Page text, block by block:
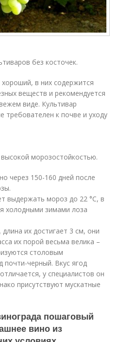
без косточек.
в них содержится
веществ и рекомендуется
виде. Культивар
требователен к почве и уходу
морозостойкостью.
через 150-160 дней после
выдержать мороз до 22 °C, в
холодными зимами лоза
их достигает 3 см, они
их порой весьма велика –
столовым
почти-черный. Вкус ягод
у специалистов он
присутствуют мускатные
пошаговый
вино из